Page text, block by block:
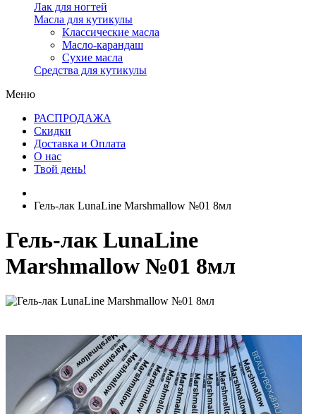
Лак для ногтей
Масла для кутикулы
Классические масла
Масло-карандаш
Сухие масла
Средства для кутикулы
Меню
РАСПРОДАЖА
Скидки
Доставка и Оплата
О нас
Твой день!
Гель-лак LunaLine Marshmallow №01 8мл
Гель-лак LunaLine
Marshmallow №01 8мл